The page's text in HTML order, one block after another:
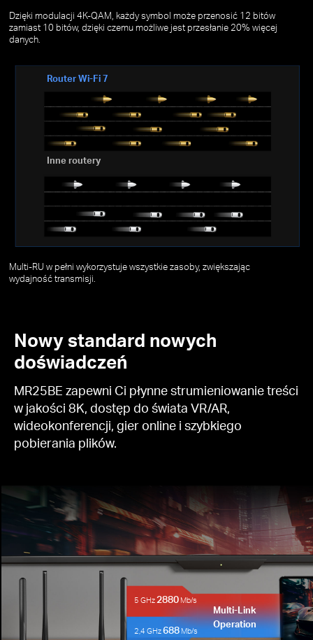
Router Wi-Fi 7
Inne routery
Dzięki modulacji 4K-QAM, każdy symbol może przenosić 12 bitów
zamiast 10 bitów, dzięki czemu możliwe jest przesłanie 20% więcej
danych.
Multi-RU w pełni wykorzystuje wszystkie zasoby, zwiększając
wydajność transmisji.
Nowy standard nowych
doświadczeń
MR25BE zapewni Ci płynne strumieniowanie treści
w jakości 8K, dostęp do świata VR/AR,
wideokonferencji, gier online i szybkiego
pobierania plików.
5 GHz2880 Mb/s
2,4 GHz688Mb/s
Multi-Link
Operation